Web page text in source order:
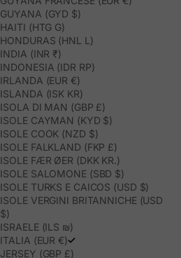
GUYANA (GYD $)
HAITI (HTG G)
HONDURAS (HNL L)
INDIA (INR ₹)
INDONESIA (IDR RP)
IRLANDA (EUR €)
ISLANDA (ISK KR)
ISOLA DI MAN (GBP £)
ISOLE CAYMAN (KYD $)
ISOLE COOK (NZD $)
ISOLE FALKLAND (FKP £)
ISOLE FÆR ØER (DKK KR.)
ISOLE SALOMONE (SBD $)
ISOLE TURKS E CAICOS (USD $)
ISOLE VERGINI BRITANNICHE (USD
$)
ISRAELE (ILS ₪)
ITALIA (EUR €)
JERSEY (GBP £)